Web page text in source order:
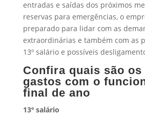
entradas e saídas dos próximos
reservas para emergências, o
preparado para lidar com as
extraordinárias e também com as
13º salário e possíveis
Confira quais são
gastos com o
final de ano
13º salário